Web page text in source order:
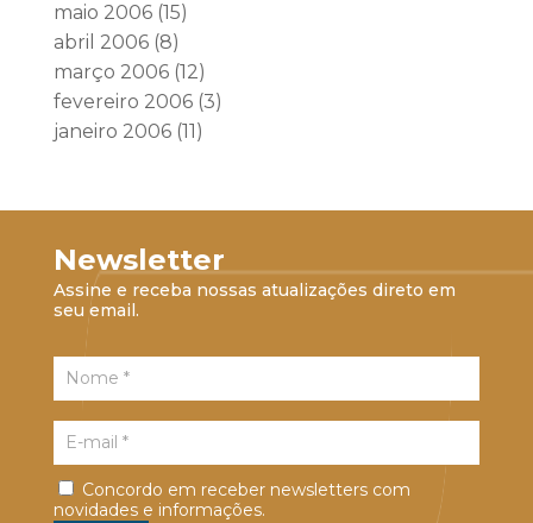
maio 2006(15)
abril 2006(8)
março 2006(12)
fevereiro 2006(3)
janeiro 2006(11)
Newsletter
Assine e receba nossas atualizações direto em
seu email.
Concordo em receber newsletters com
novidades e informações.